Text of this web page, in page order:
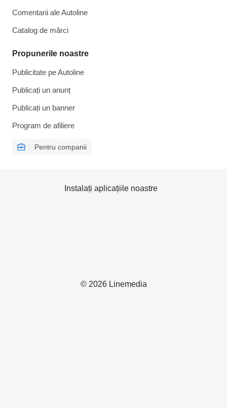
Comentarii ale Autoline
Catalog de mărcі
Propunerile noastre
Publicitate pe Autoline
Publicați un anunț
Publicați un banner
Program de afiliere
Pentru companii
© 2026 Linemedia
Instalați aplicațiile noastre